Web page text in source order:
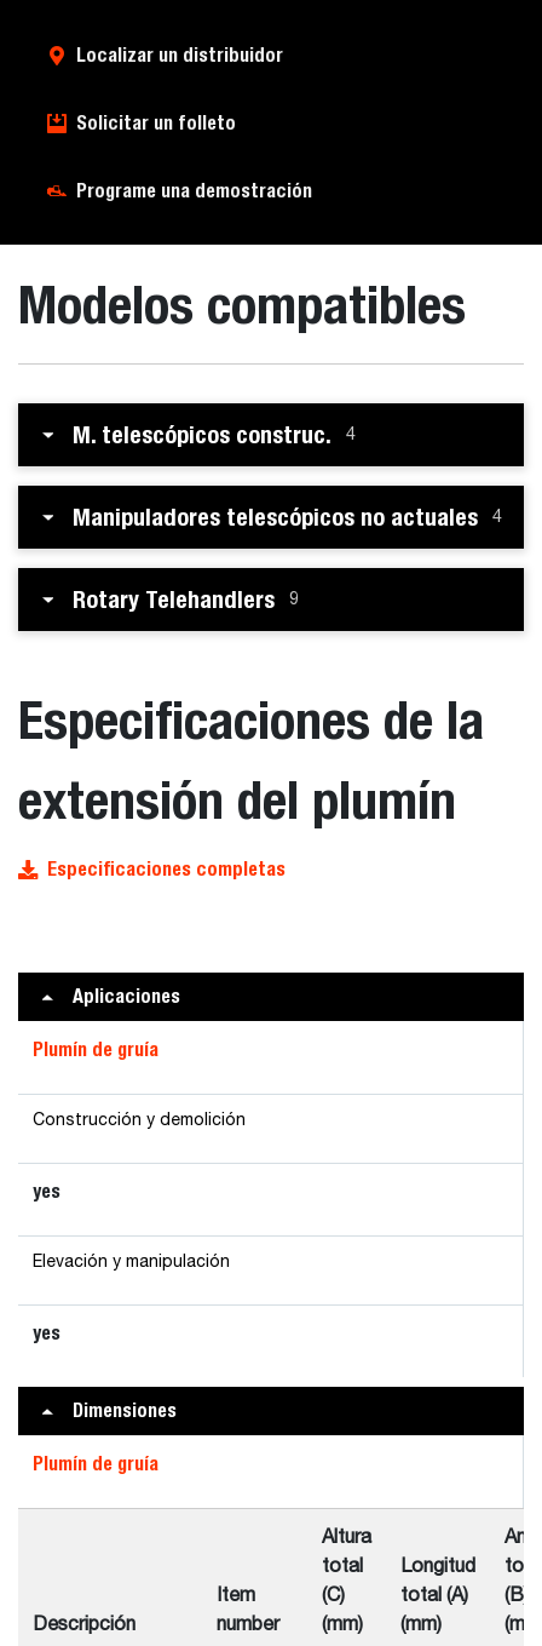
Localizar un distribuidor
Solicitar un folleto
Programe una demostración
Modelos compatibles
M. telescópicos construc. 4
Manipuladores telescópicos no actuales 4
Rotary Telehandlers 9
Especificaciones de la
extensión del plumín
Especificaciones completas
Aplicaciones
Plumín de gruía
Construcción y demolición
yes
Elevación y manipulación
yes
Dimensiones
Plumín de gruía
Descripción
Item
number
Altura
total
(C)
(mm)
Longitud
total (A)
(mm)
(B)